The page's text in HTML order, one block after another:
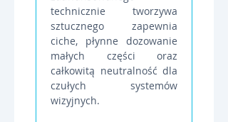
technicznie tworzywa
sztucznego zapewnia
ciche, płynne dozowanie
małych części oraz
całkowitą neutralność dla
czułych systemów
wizyjnych.